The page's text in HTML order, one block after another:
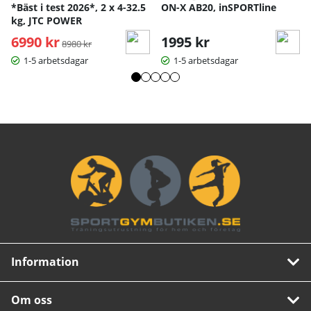
*Bäst i test 2026*, 2 x 4-32.5
kg, JTC POWER
6990 kr Ordinarie pris:
8980 kr
1-5 arbetsdagar
ON-X AB20, inSPORTline
1995 kr
1-5 arbetsdagar
Information
Om oss